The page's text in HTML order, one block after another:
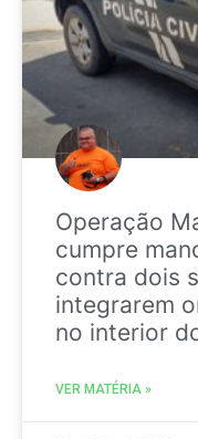
Operação
cumpre
contra dois
integrarem
no interior
VER MATÉRIA »